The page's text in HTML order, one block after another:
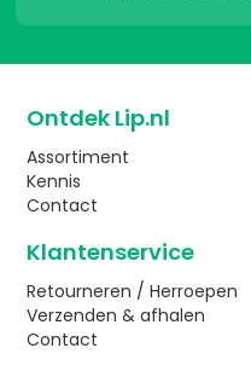
Ontdek Lip.nl
Assortiment
Kennis
Contact
Klantenservice
Retourneren / Herroepen
Verzenden & afhalen
Contact